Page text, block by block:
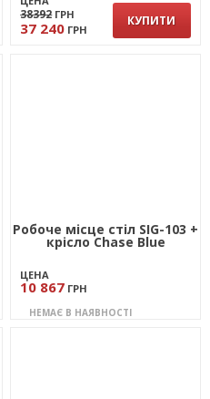
38392 ГРН
37 240 ГРН
КУПИТИ
Робоче місце стіл SIG-103 +
крісло Chase Blue
ЦЕНА
10 867 ГРН
НЕМАЄ В НАЯВНОСТІ